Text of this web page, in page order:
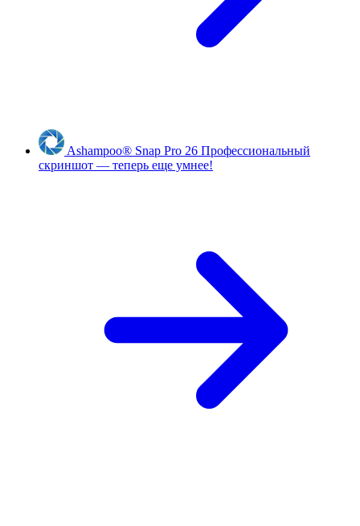
Ashampoo® Snap Pro 26 Профессиональный
скриншот — теперь еще умнее!